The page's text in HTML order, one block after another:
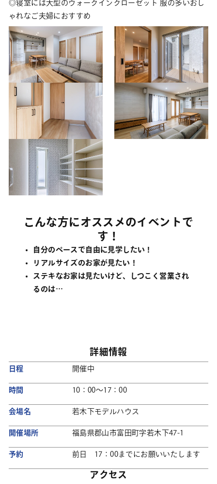
◎寝室には大型のウォークインクローゼット 服の多いおし
ゃれなご夫婦におすすめ
こんな方にオススメのイベントで
す！
自分のペースで自由に見学したい！
リアルサイズのお家が見たい！
ステキなお家は見たいけど、しつこく営業され
るのは…
詳細情報
日程 開催中
時間 10：00～17：00
会場名 若木下モデルハウス
開催場所 福島県郡山市富田町字若木下47-1
予約 前日 17：00までにお願いいたします
アクセス